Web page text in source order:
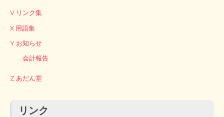
V リンク集
X 用語集
Y お知らせ
会計報告
Z あだん堂
リンク